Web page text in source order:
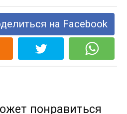
на Facebook
понравиться